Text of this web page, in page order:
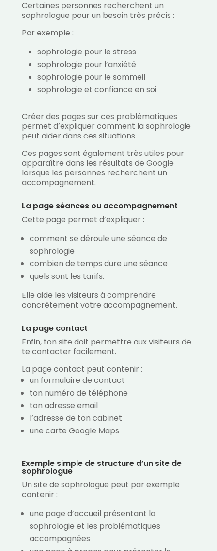
Certaines personnes recherchent un
sophrologue pour un besoin très précis :
Par exemple :
sophrologie pour le stress
sophrologie pour l’anxiété
sophrologie pour le sommeil
sophrologie et confiance en soi
Créer des pages sur ces problématiques
permet d’expliquer comment la sophrologie
peut aider dans ces situations.
Ces pages sont également très utiles pour
apparaître dans les résultats de Google
lorsque les personnes recherchent un
accompagnement.
La page séances ou accompagnement
Cette page permet d’expliquer :
comment se déroule une séance de
sophrologie
combien de temps dure une séance
quels sont les tarifs.
Elle aide les visiteurs à comprendre
concrètement votre accompagnement.
La page contact
Enfin, ton site doit permettre aux visiteurs de
te contacter facilement.
La page contact peut contenir :
un formulaire de contact
ton numéro de téléphone
ton adresse email
l’adresse de ton cabinet
une carte Google Maps
Exemple simple de structure d’un site de
sophrologue
Un site de sophrologue peut par exemple
contenir :
une page d’accueil présentant la
sophrologie et les problématiques
accompagnées